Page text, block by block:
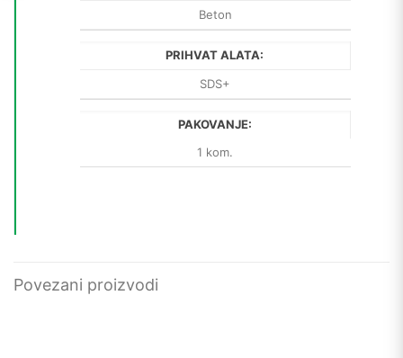
Beton
PRIHVAT ALATA:
SDS+
PAKOVANJE:
1 kom.
Povezani proizvodi